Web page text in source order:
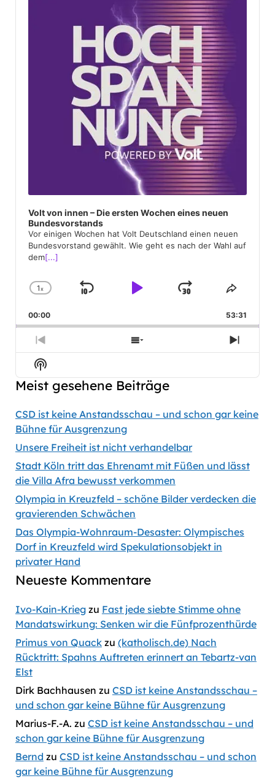
Volt von innen – Die ersten Wochen eines neuen
Bundesvorstands
Vor einigen Wochen hat Volt Deutschland einen neuen
Bundesvorstand gewählt. Wie geht es nach der Wahl auf
dem[...]
Change
Rate
1x
Skip
Play
Jump
Forward
Share
00:00 53:31
Previous
Episode
Show
Episodes
Next
Show
Podcast
Information
Meist gesehene Beiträge
CSD ist keine Anstandsschau – und schon gar keine
Bühne für Ausgrenzung
Unsere Freiheit ist nicht verhandelbar
Stadt Köln tritt das Ehrenamt mit Füßen und lässt
die Villa Afra bewusst verkommen
Olympia in Kreuzfeld – schöne Bilder verdecken die
gravierenden Schwächen
Das Olympia-Wohnraum-Desaster: Olympisches
Dorf in Kreuzfeld wird Spekulationsobjekt in
privater Hand
Neueste Kommentare
Ivo-Kain-Kriegzu Fast jede siebte Stimme ohne
Mandatswirkung: Senken wir die Fünfprozenthürde
Primus von Quackzu (katholisch.de) Nach
Rücktritt: Spahns Auftreten erinnert an Tebartz-van
Elst
Dirk Bachhausen zu CSD ist keine Anstandsschau –
und schon gar keine Bühne für Ausgrenzung
Marius-F.-A. zu CSD ist keine Anstandsschau – und
schon gar keine Bühne für Ausgrenzung
Bernd zu CSD ist keine Anstandsschau – und schon
gar keine Bühne für Ausgrenzung